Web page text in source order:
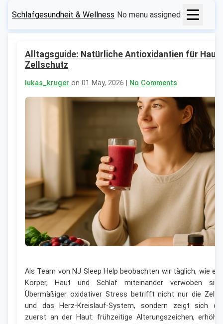
Schlafgesundheit & Wellness No menu assigned
Alltagsguide: Natürliche Antioxidantien für Haut
Zellschutz
lukas_kruger on 01 May, 2026 | No Comments
Als Team von NJ Sleep Help beobachten wir täglich, wie
Körper, Haut und Schlaf miteinander verwoben
Übermäßiger oxidativer Stress betrifft nicht nur die
und das Herz-Kreislauf-System, sondern zeigt sich
zuerst an der Haut: frühzeitige Alterungszeichen,